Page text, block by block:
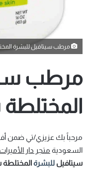
مرطب سيتافيل للبشرة
مرطب
مرحباً بك عزيزي/تي ضمن
السعودية متجر دار الأميرات
سيتافيل للبشرة